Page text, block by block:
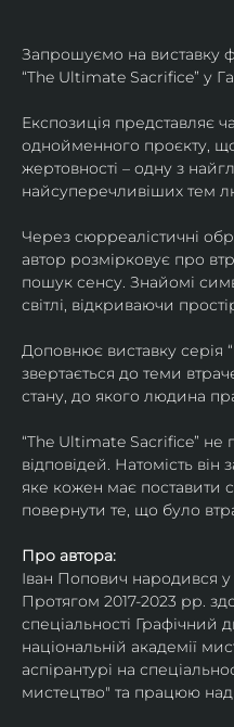
Запрошуємо на виставку
“The Ultimate Sacrifice” у
Експозиція представляє
однойменного проєкту,
жертовності – одну з
найсуперечливіших тем
Через сюрреалістичні
автор розмірковує про
пошук сенсу. Знайомі
світлі, відкриваючи
Доповнює виставку серія
звертається до теми
стану, до якого людина
“The Ultimate Sacrifice” не
відповідей. Натомість
яке кожен має поставити
повернути те, що було
Про автора:
Іван Попович народився у
Протягом 2017-2023 рр.
спеціальності Графічний
національній академії
аспірантурі на
мистецтво" та працюю